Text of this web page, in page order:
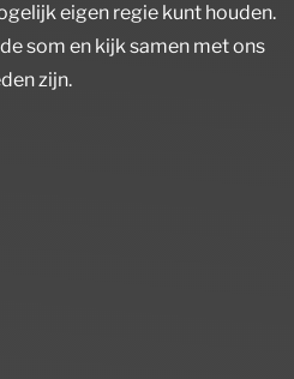
eigen regie kunt houden.
som en kijk samen met ons
zijn.